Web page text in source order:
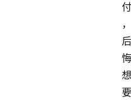
付
，
后
悔
想
要